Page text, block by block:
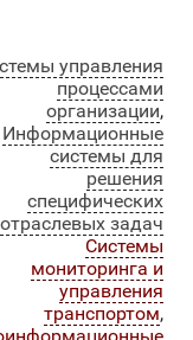
управления
процессами
организации,
Информационные
системы для
решения
специфических
отраслевых задач
Системы
мониторинга и
управления
транспортом,